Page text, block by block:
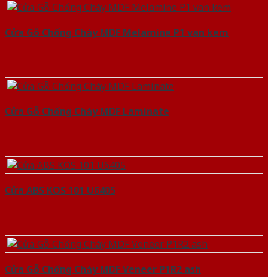
Cửa Gỗ Chống Cháy MDF Melamine P1 van kem
Cửa Gỗ Chống Cháy MDF Laminate
Cửa ABS KOS 101 U6405
Cửa Gỗ Chống Cháy MDF Veneer P1R2 ash